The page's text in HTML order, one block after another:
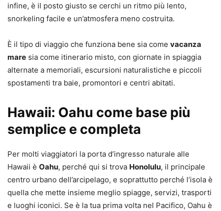
infine, è il posto giusto se cerchi un ritmo più lento,
snorkeling facile e un’atmosfera meno costruita.
È il tipo di viaggio che funziona bene sia come vacanza
mare sia come itinerario misto, con giornate in spiaggia
alternate a memoriali, escursioni naturalistiche e piccoli
spostamenti tra baie, promontori e centri abitati.
Hawaii: Oahu come base più
semplice e completa
Per molti viaggiatori la porta d’ingresso naturale alle
Hawaii è Oahu, perché qui si trova Honolulu, il principale
centro urbano dell’arcipelago, e soprattutto perché l’isola è
quella che mette insieme meglio spiagge, servizi, trasporti
e luoghi iconici. Se è la tua prima volta nel Pacifico, Oahu è